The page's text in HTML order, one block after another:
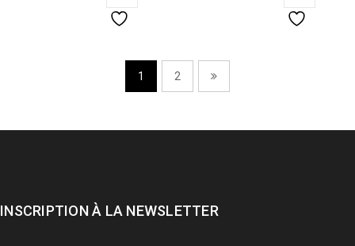
1 2
INSCRIPTION À LA NEWSLETTER